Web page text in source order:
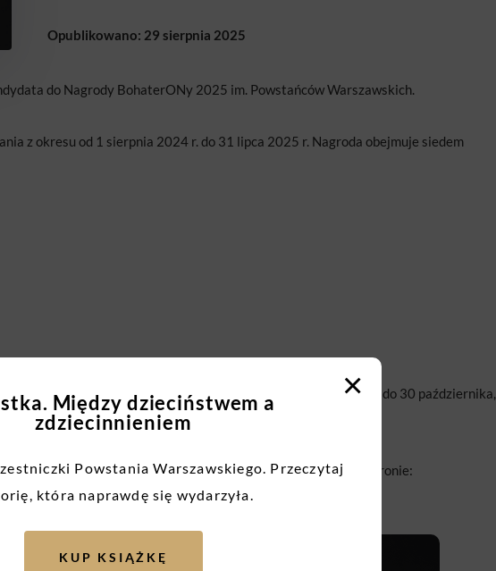
Opublikowano: 29 sierpnia 2025
do Nagrody BohaterONy 2025 im. Powstańców Warszawskich.
z okresu od 1 sierpnia 2024 r. do 31 lipca 2025 r. Nagroda obejmuje siedem
Internauci w głosowaniu online, które trwać będzie od 16 do 30 października,
osoba – wystarczy wypełnić formularz online dostępny na stronie:
×
Między dzieciństwem a
zdziecinnieniem
Powstania Warszawskiego. Przeczytaj
która naprawdę się wydarzyła.
KUP KSIĄŻKĘ